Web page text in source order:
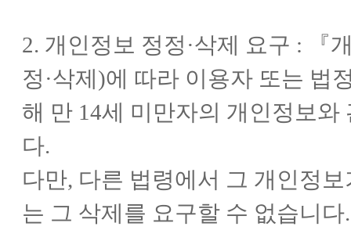
2. 개인정보 정정·삭제 요구 : 『
정·삭제)에 따라 이용자 또는 법
해 만 14세 미만자의 개인정보
다.
다만, 다른 법령에서 그 개인정
는 그 삭제를 요구할 수 없습니다.